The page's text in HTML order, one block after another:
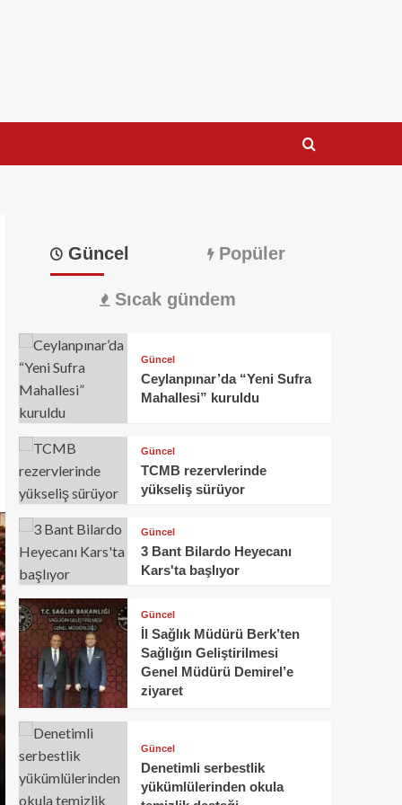
Güncel Popüler
Sıcak gündem
Güncel
Ceylanpınar’da “Yeni Sufra
Mahallesi” kuruldu
Güncel
TCMB rezervlerinde
yükseliş sürüyor
Güncel
3 Bant Bilardo Heyecanı
Kars'ta başlıyor
Güncel
İl Sağlık Müdürü Berk’ten
Sağlığın Geliştirilmesi
Genel Müdürü Demirel’e
ziyaret
Güncel
Denetimli serbestlik
yükümlülerinden okula